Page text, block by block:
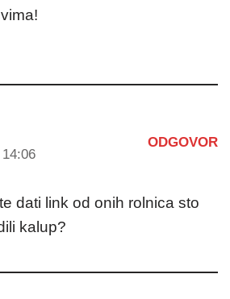
ODGOVOR
dati link od onih rolnica sto
kalup?